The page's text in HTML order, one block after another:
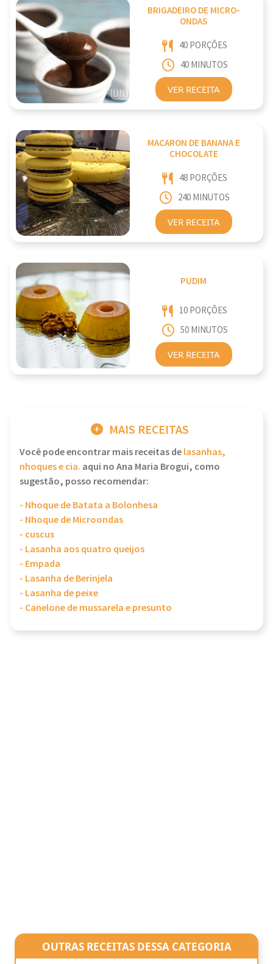
BRIGADEIRO DE MICRO-
ONDAS
40 PORÇÕES
40 MINUTOS
VER RECEITA
MACARON DE BANANA E
CHOCOLATE
48 PORÇÕES
240 MINUTOS
VER RECEITA
PUDIM
10 PORÇÕES
50 MINUTOS
VER RECEITA
MAIS RECEITAS
Você pode encontrar mais receitas delasanhas,
nhoques e cia. aqui no Ana Maria Brogui, como
sugestão, posso recomendar:
- Nhoque de Batata a Bolonhesa
- Nhoque de Microondas
- cuscus
- Lasanha aos quatro queijos
- Empada
- Lasanha de Berinjela
- Lasanha de peixe
- Canelone de mussarela e presunto
OUTRAS RECEITAS DESSA CATEGORIA